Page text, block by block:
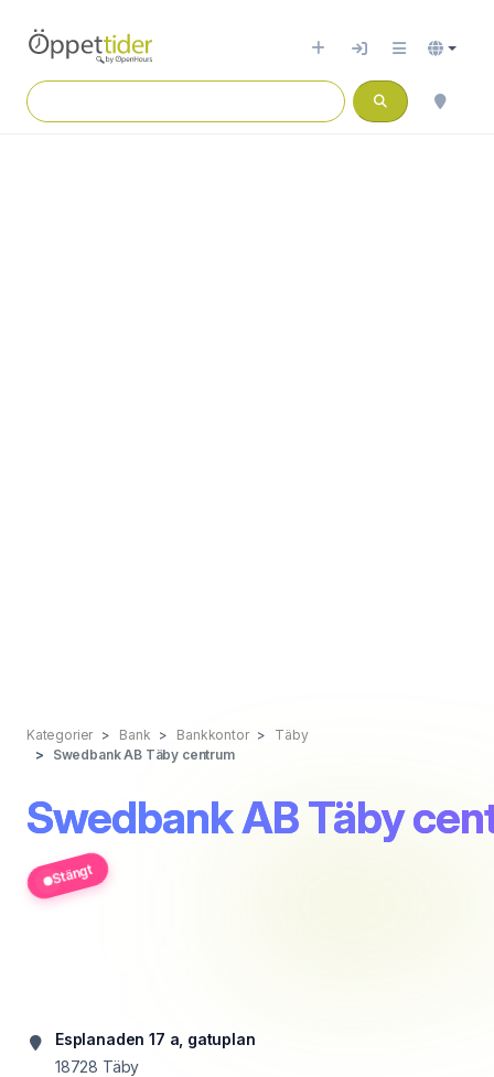
Kategorier Bank Bankkontor
Täby
Swedbank AB Täby centrum
Swedbank AB Täby
Stängt
Esplanaden 17 a, gatuplan
18728 Täby